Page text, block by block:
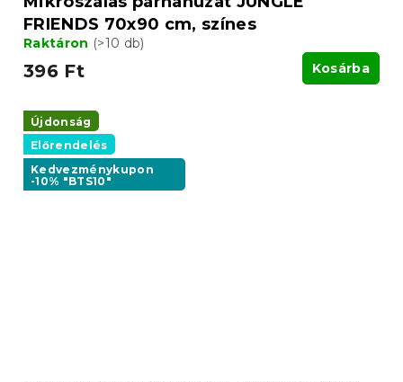
FRIENDS 70x90 cm, színes
Raktáron (>10 db)
396 Ft Kosárba
Újdonság
Előrendelés
Kedvezménykupon
-10% "BTS10"